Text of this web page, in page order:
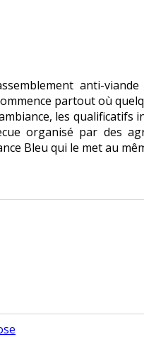
anti-viande
partout où
les
organisé par des
Bleu qui le met au